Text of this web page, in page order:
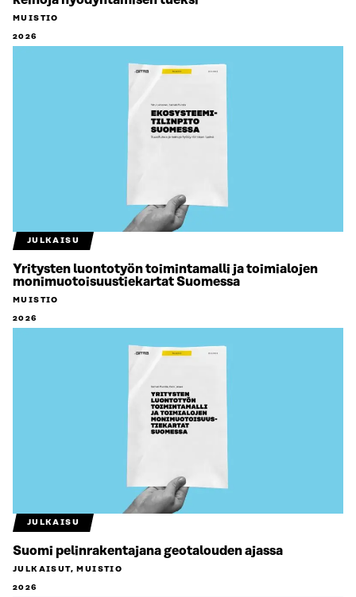
MUISTIO
2026
JULKAISU
Yritysten luontotyön toimintamalli ja toimialojen
monimuotoisuustiekartat Suomessa
MUISTIO
2026
JULKAISU
Suomi pelinrakentajana geotalouden ajassa
JULKAISUT, MUISTIO
2026